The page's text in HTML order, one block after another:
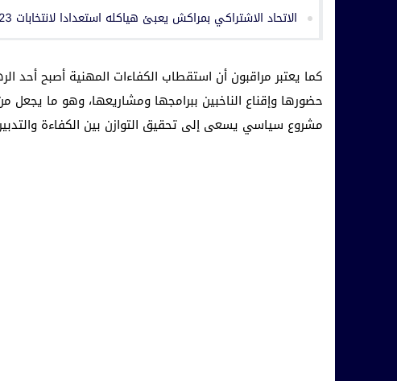
الاتحاد الاشتراكي بمراكش يعبئ هياكله استعدادا لانتخابات 23 شتنبر 2026
كما يعتبر مراقبون أن استقطاب الكفاءات المهنية أصبح أحد
حضورها وإقناع الناخبين ببرامجها ومشاريعها، وهو ما
مشروع سياسي يسعى إلى تحقيق التوازن بين الكفاءة